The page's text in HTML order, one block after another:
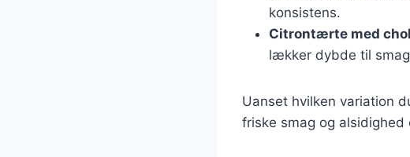
konsistens.
Citrontærte med
lækker dybde til
Uanset hvilken variation
friske smag og